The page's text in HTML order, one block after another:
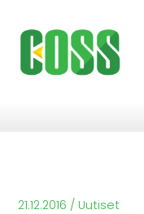
sisältöön
21.12.2016 / Uutiset